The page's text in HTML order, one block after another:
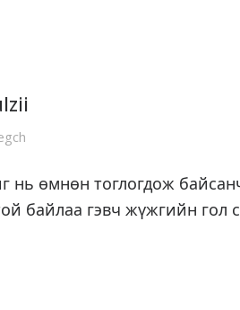
нь өмнөн тоглогдож
байлаа гэвч жүжгийн гол